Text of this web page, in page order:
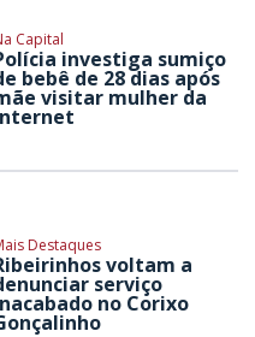
Capital
investiga sumiço
bebê de 28 dias após
visitar mulher da
Destaques
voltam a
serviço
no Corixo